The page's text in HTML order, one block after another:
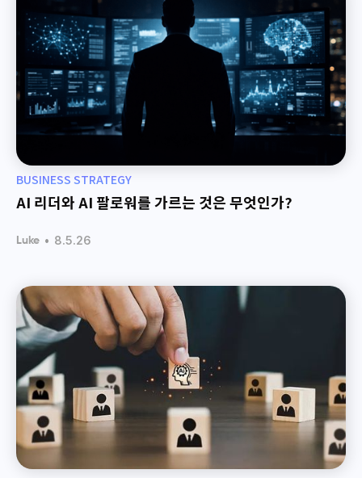
BUSINESS STRATEGY
AI 리더와 AI 팔로워를 가르는 것은 무엇인가?
Luke • 8.5.26